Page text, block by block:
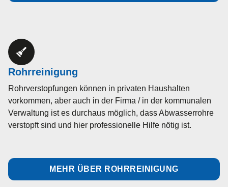
Rohrreinigung
Rohrverstopfungen können in privaten Haushalten
vorkommen, aber auch in der Firma / in der kommunalen
Verwaltung ist es durchaus möglich, dass Abwasserrohre
verstopft sind und hier professionelle Hilfe nötig ist.
MEHR ÜBER ROHRREINIGUNG